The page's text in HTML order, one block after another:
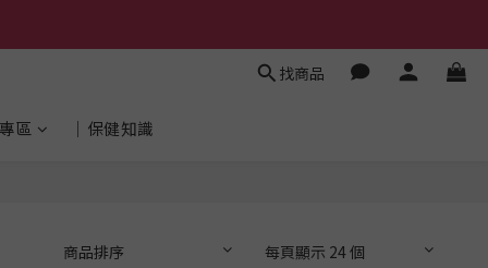
找商品
區 │保健知識
商品排序 每頁顯示 24 個